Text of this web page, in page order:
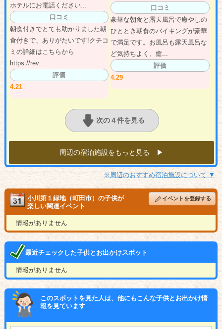
ホテルにお電話ください...
口コミ
朝食付きでとても助かりました朝
食付きで、ありがたいです!クチコ
ミの詳細はこちらから
https://rev...
評価
4.21
口コミ
豪華な朝食と露天風呂で癒やしの
ひととき朝食のバイキングが豪華
で満足です。お風呂も露天風呂な
ど気持ちよく、癒...
評価
4.29
次の４件を見る
周辺の宿泊施設をもっと見る ▶︎
※周辺のおすすめ宿泊施設について ▼
小川第１緑地（町田市）の子供が
楽しい関連イベント
イベントを登録する
情報がありません
最近チェックした子供とお出かけスポット
情報がありません
このスポットを見た人は、他にもこんな子供とお出かけ情
報を見ています